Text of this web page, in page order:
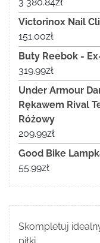
Victorinox Nail
151.00zł
Buty Reebok -
319.99zł
Under Armour
Rękawem Rival
Różowy
209.99zł
Good Bike
55.99zł
Skompletuj